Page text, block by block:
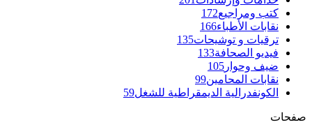
كتب ومراجيع172
نقابات الأطباء166
ترقيات و توشيحات135
فيديو الصحافة133
ضيف وحوار 105
نقابات المحامين99
الكونفدرالية الديمقراطية للشغل59
صفحات